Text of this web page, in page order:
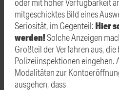
mitgeschicktes Bild eines
Seriosität, im Gegenteil: Hier
werden!Solche Anzeigen
Großteil der Verfahren aus, die
Polizeiinspektionen eingehen.
Modalitäten zur
ausgehen, dass